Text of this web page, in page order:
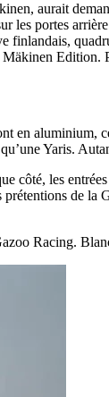
aurait
les portes
Edition.
aluminium,
Yaris.
côté, les
de
Racing.